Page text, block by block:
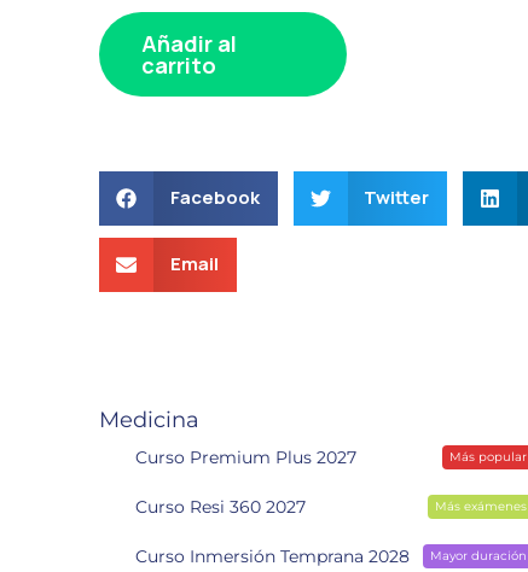
Añadir al
carrito
Facebook Twitter
Email
Medicina
Curso Premium Plus 2027 Más popular
Curso Resi 360 2027 Más exámenes
Curso Inmersión Temprana 2028 Mayor duración